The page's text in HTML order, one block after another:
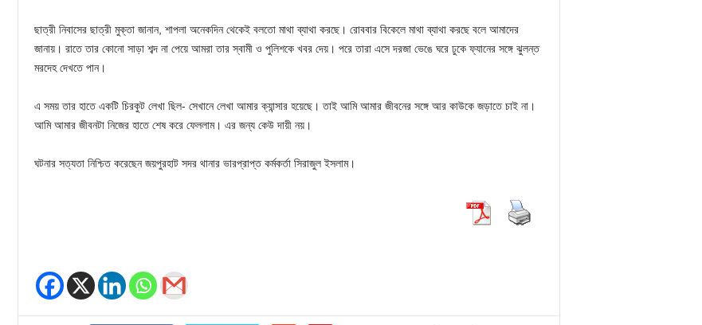
ছাত্রী নিবাসের ছাত্রী মুক্তা জানান, শাপলা অনেকদিন থেকেই বলতো মাথা ব্যাথা করছে। রোববার বিকেলে মাথা ব্যাথা করছে বলে আমাদের
জানায়। রাতে তার কোনো সাড়া শব্দ না পেয়ে আমরা তার স্বামী ও পুলিশকে খবর দেয়। পরে তারা এসে দরজা ভেঙে ঘরে ঢুকে ফ্যানের সঙ্গে ঝুলন্ত
মরদেহ দেখতে পান।
এ সময় তার হাতে একটি চিরকুট লেখা ছিল- সেখানে লেখা আমার ক্যান্সার হয়েছে। তাই আমি আমার জীবনের সঙ্গে আর কাউকে জড়াতে চাই না।
আমি আমার জীবনটা নিজের হাতে শেষ করে ফেললাম। এর জন্য কেউ দায়ী নয়।
ঘটনার সত্যতা নিশ্চিত করেছেন জয়পুরহাট সদর থানার ভারপ্রাপ্ত কর্মকর্তা সিরাজুল ইসলাম।